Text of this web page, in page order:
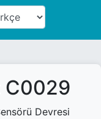
C0029
Devresi